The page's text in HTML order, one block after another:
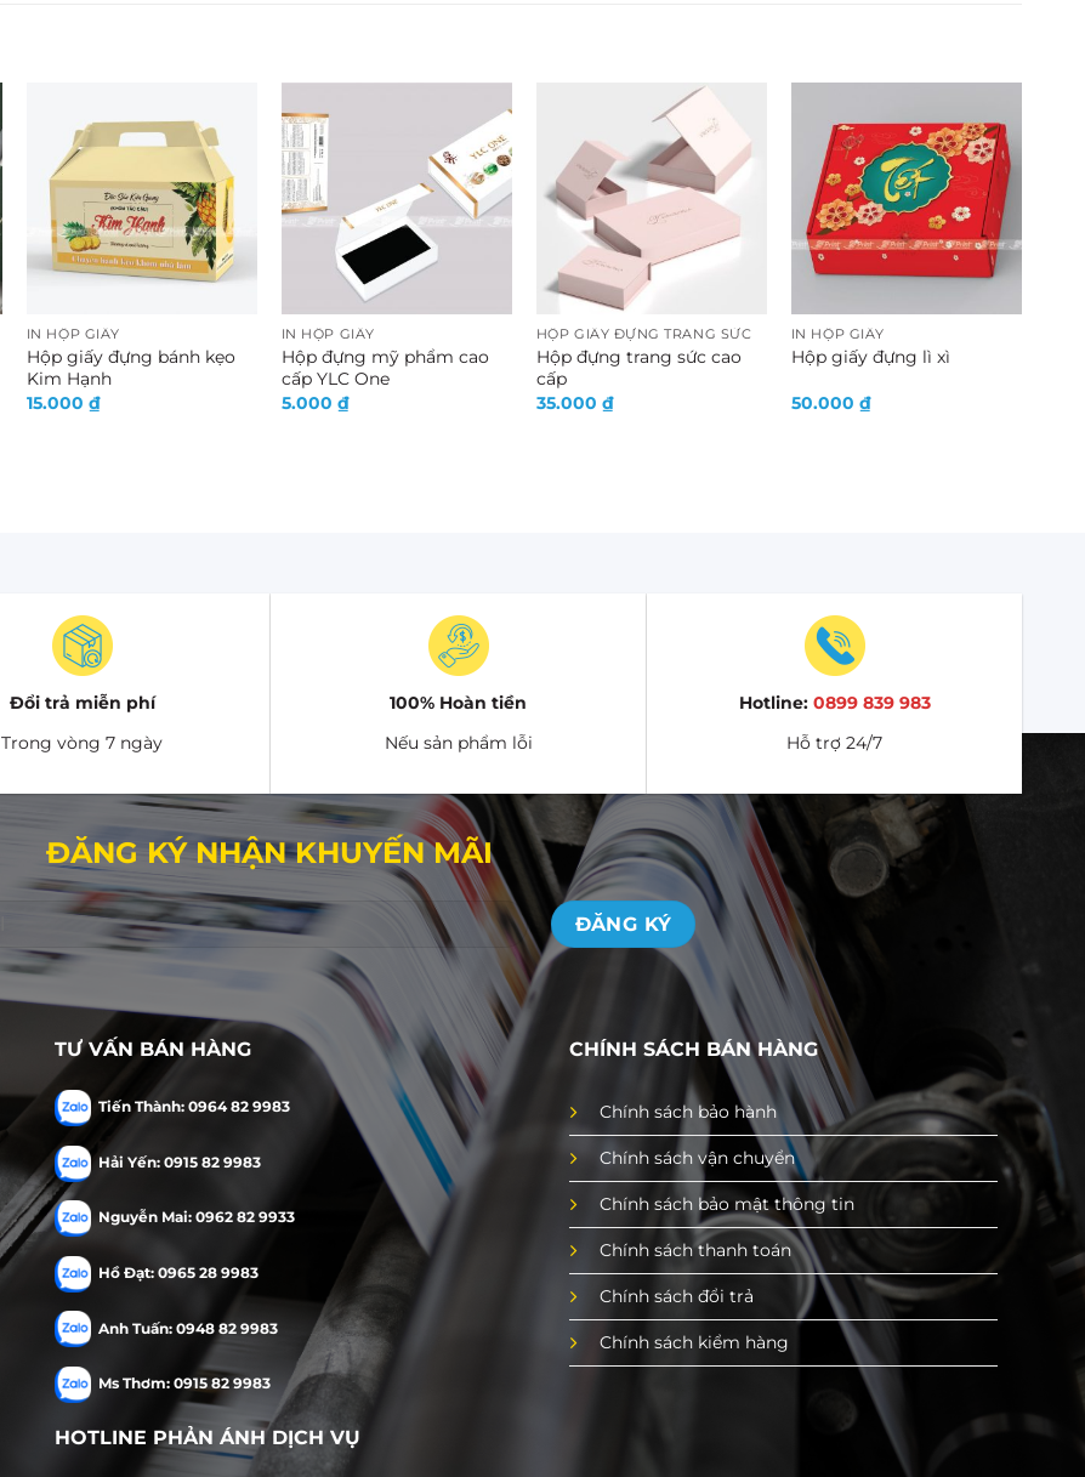
IN HỘP GIẤY
Hộp giấy đựng bánh kẹo
Kim Hạnh
15.000 ₫
IN HỘP GIẤY
Hộp đựng mỹ phẩm cao
cấp YLC One
5.000 ₫
HỘP GIẤY ĐỰNG TRANG SỨC
Hộp đựng trang sức cao
cấp
35.000 ₫
IN HỘP GIẤY
Hộp giấy đựng lì xì
50.000 ₫
Đổi trả miễn phí
Trong vòng 7 ngày
100% Hoàn tiền
Nếu sản phẩm lỗi
Hotline: 0899 839 983
Hỗ trợ 24/7
ĐĂNG KÝ NHẬN KHUYẾN MÃI
TƯ VẤN BÁN HÀNG
Tiến Thành: 0964 82 9983
Hải Yến: 0915 82 9983
Nguyễn Mai: 0962 82 9933
Hồ Đạt: 0965 28 9983
Anh Tuấn: 0948 82 9983
Ms Thơm: 0915 82 9983
HOTLINE PHẢN ÁNH DỊCH VỤ
CHÍNH SÁCH BÁN HÀNG
Chính sách bảo hành
Chính sách vận chuyển
Chính sách bảo mật thông tin
Chính sách thanh toán
Chính sách đổi trả
Chính sách kiểm hàng